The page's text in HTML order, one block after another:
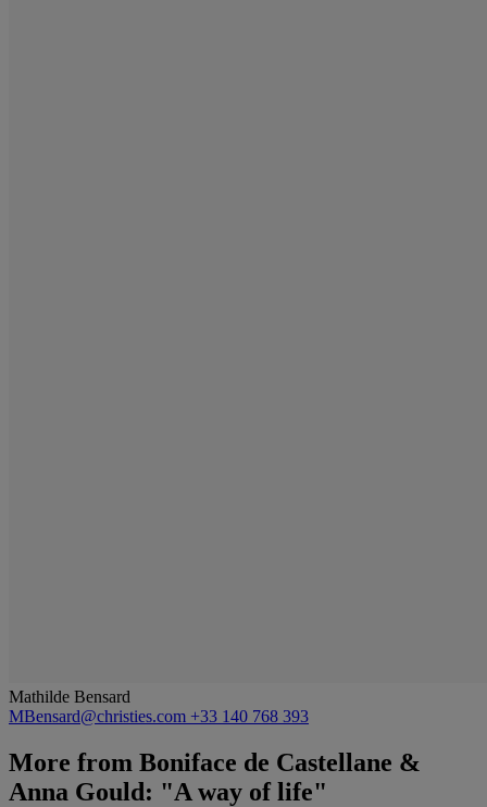
Mathilde Bensard
MBensard@christies.com +33 140 768 393
More from Boniface de Castellane &
Anna Gould: "A way of life"